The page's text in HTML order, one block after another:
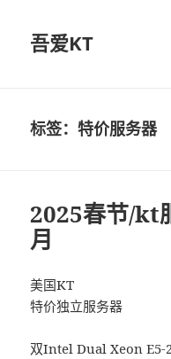
吾爱KT
标签：特价服务器
2025春节/kt
月
美国KT
特价独立服务器
双Intel Dual Xeon E5-